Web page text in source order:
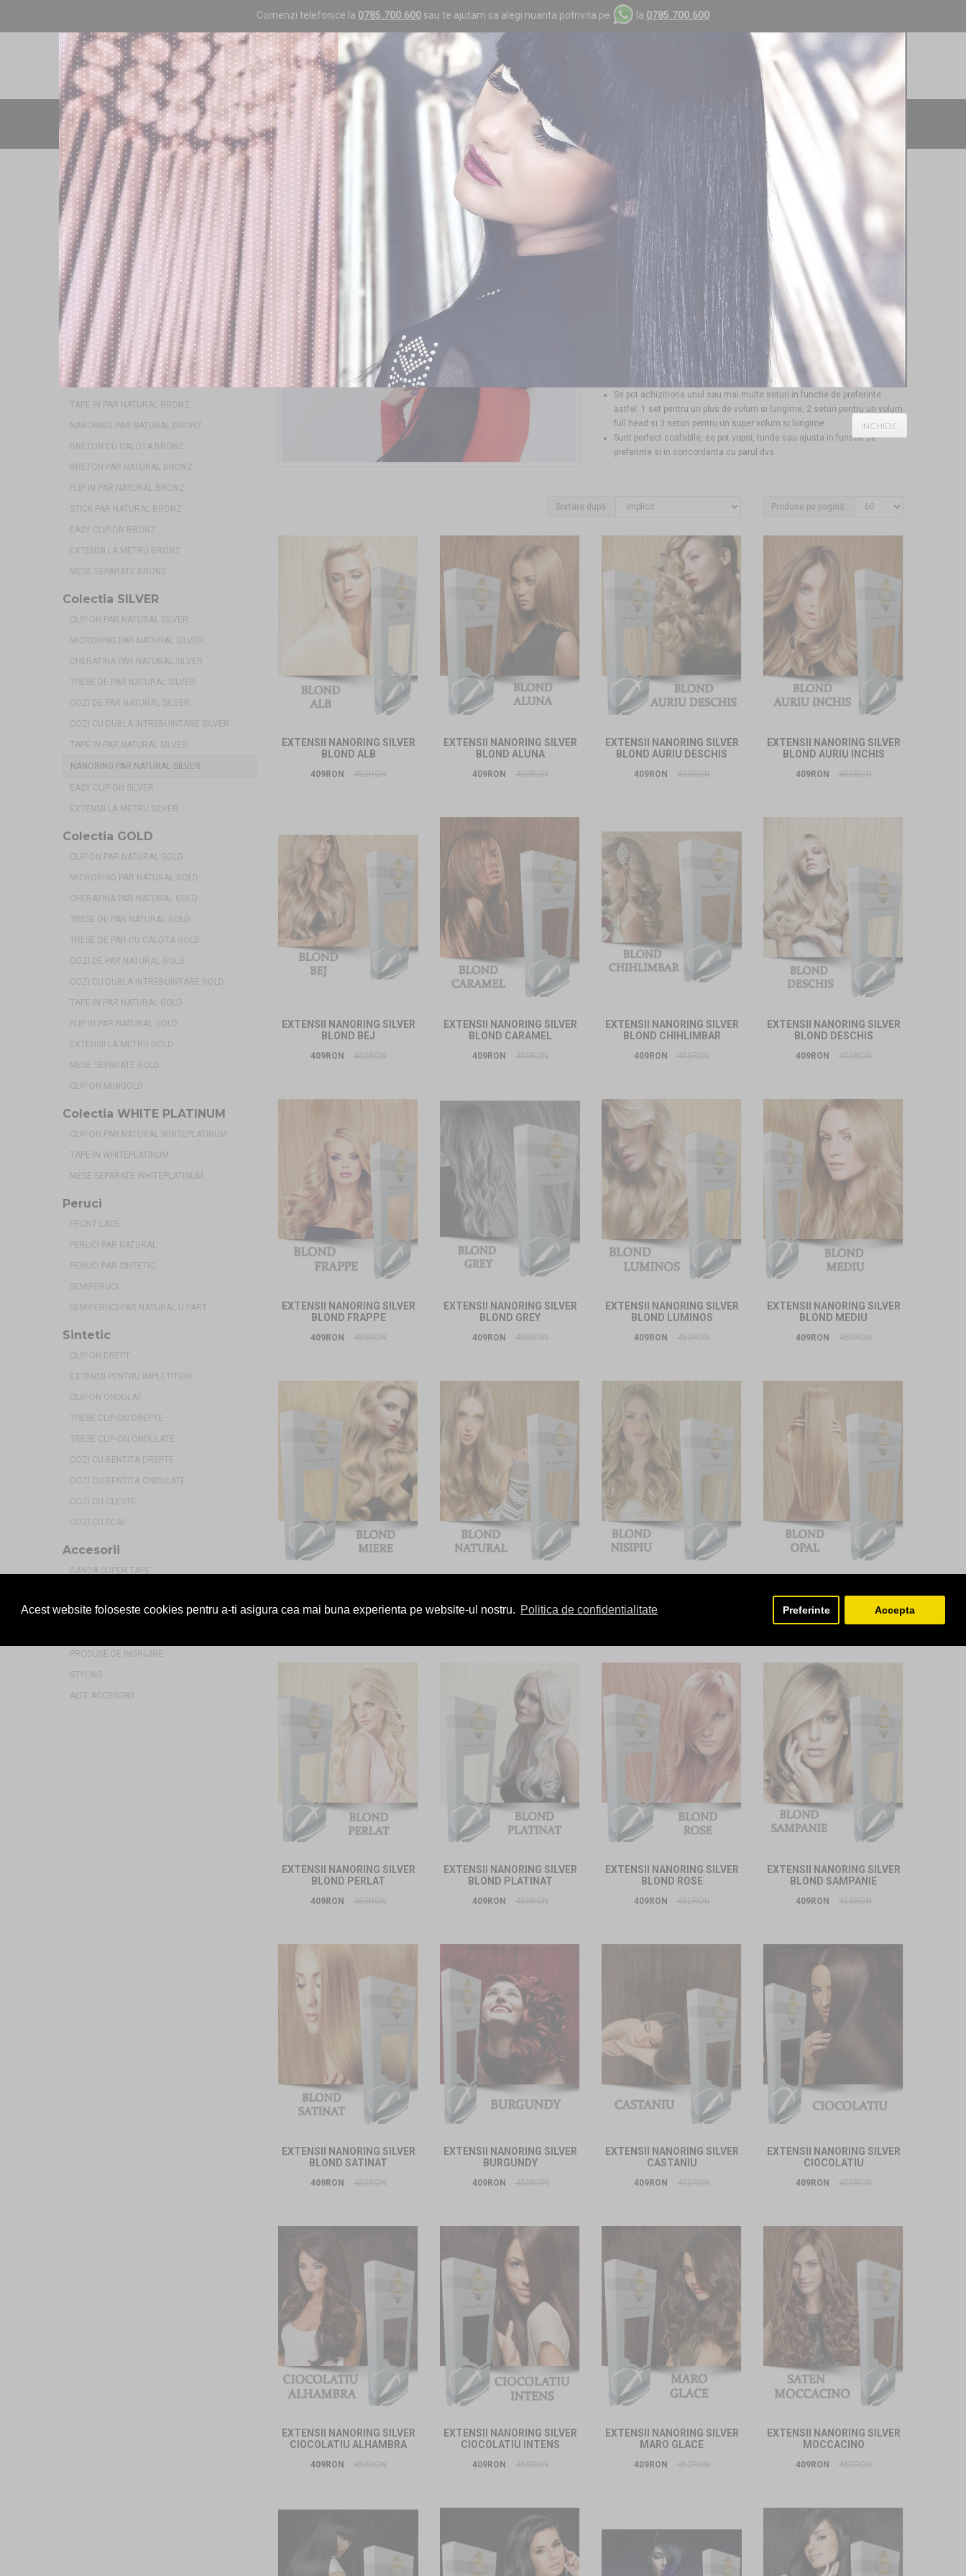
Acest website foloseste cookies pentru a-ti asigura cea mai buna experienta pe website-ul nostru. Politica de confidentialitate Preferinte Accepta
Comenzi telefonice la 0785.700.600sau te ajutam sa alegi nuanta potrivita pe la 0785.700.600
Contul meu Coşul meu Comandă 0 PRODUS(E) - 0RON
EXTENSII PAR NATURAL COLECTII BYMILANO PERUCI EXTENSII SINTETIC SALOANE SI COLABORARI
COLECTIA SILVER NANORING PAR NATURAL SILVER
Colectia BRONZE
CLIP-ON PAR NATURAL BRONZ
MICRORING PAR NATURAL BRONZ
CHERATINA PAR NATURAL BRONZ
TRESE DE PAR NATURAL BRONZ
TRESE DE PAR CU CALOTA BRONZ
COZI DE PAR NATURAL BRONZ
COZI CU DUBLA INTREBUINTARE BRONZ
TAPE IN PAR NATURAL BRONZ
NANORING PAR NATURAL BRONZ
BRETON CU CALOTA BRONZ
BRETON PAR NATURAL BRONZ
FLIP IN PAR NATURAL BRONZ
STICK PAR NATURAL BRONZ
EASY CLIP-ON BRONZ
EXTENSII LA METRU BRONZ
MESE SEPARATE BRONZ
Colectia SILVER
CLIP-ON PAR NATURAL SILVER
MICRORING PAR NATURAL SILVER
CHERATINA PAR NATURAL SILVER
TRESE DE PAR NATURAL SILVER
COZI DE PAR NATURAL SILVER
COZI CU DUBLA INTREBUINTARE SILVER
TAPE IN PAR NATURAL SILVER
NANORING PAR NATURAL SILVER
EASY CLIP-ON SILVER
EXTENSII LA METRU SILVER
Colectia GOLD
CLIP-ON PAR NATURAL GOLD
MICRORING PAR NATURAL GOLD
CHERATINA PAR NATURAL GOLD
TRESE DE PAR NATURAL GOLD
TRESE DE PAR CU CALOTA GOLD
COZI DE PAR NATURAL GOLD
COZI CU DUBLA INTREBUINTARE GOLD
TAPE IN PAR NATURAL GOLD
FLIP IN PAR NATURAL GOLD
EXTENSII LA METRU GOLD
MESE SEPARATE GOLD
CLIP-ON MINIGOLD
Colectia WHITE PLATINUM
CLIP-ON PAR NATURAL WHITEPLATINUM
TAPE IN WHITEPLATINUM
MESE SEPARATE WHITEPLATINUM
Peruci
FRONT LACE
PERUCI PAR NATURAL
PERUCI PAR SINTETIC
SEMIPERUCI
SEMIPERUCI PAR NATURAL U PART
Sintetic
CLIP-ON DREPT
EXTENSII PENTRU IMPLETITURI
CLIP-ON ONDULAT
TRESE CLIP-ON DREPTE
TRESE CLIP-ON ONDULATE
COZI CU BENTITA DREPTE
COZI CU BENTITA ONDULATE
COZI CU CLESTE
COZI CU SCAI
Accesorii
BANDA SUPER TAPE
ACCESORII PENTRU PAR
PRODUSE DE INGRIJIRE
STYLING
ALTE ACCESORII
NANORING PAR NATURAL SILVER
Extensii nanoring GAMA SILVER
Se monteaza de catre o persoana specializata, se pot refolosi
Inelele se achiziționează separat
Extensiile cu nanoring sunt rezultatul imbunatatirii sistemului de
prindere al extensiilor cu microring
1gr /suvita
Set de 50 de suvite
Se pot achizitiona unul sau mai multe seturi in functie de preferinte
astfel: 1 set pentru un plus de volum si lungime, 2 seturi pentru un volum
full head si 3 seturi pentru un super volum si lungime
Sunt perfect coafabile, se pot vopsi, tunde sau ajusta in functie de
preferinte si in concordanta cu parul dvs
Sortare după: Produse pe pagină:
EXTENSII NANORING SILVER
BLOND ALB
409RON 450RON
EXTENSII NANORING SILVER
BLOND ALUNA
409RON 450RON
EXTENSII NANORING SILVER
BLOND AURIU DESCHIS
409RON 450RON
EXTENSII NANORING SILVER
BLOND AURIU INCHIS
409RON 450RON
EXTENSII NANORING SILVER
BLOND BEJ
409RON 450RON
EXTENSII NANORING SILVER
BLOND CARAMEL
409RON 450RON
EXTENSII NANORING SILVER
BLOND CHIHLIMBAR
409RON 450RON
EXTENSII NANORING SILVER
BLOND DESCHIS
409RON 450RON
EXTENSII NANORING SILVER
BLOND FRAPPE
409RON 450RON
EXTENSII NANORING SILVER
BLOND GREY
409RON 450RON
EXTENSII NANORING SILVER
BLOND LUMINOS
409RON 450RON
EXTENSII NANORING SILVER
BLOND MEDIU
409RON 450RON
450RON
BLOND OPAL
EXTENSII NANORING SILVER
BLOND PERLAT
409RON 450RON
EXTENSII NANORING SILVER
BLOND PLATINAT
409RON 450RON
EXTENSII NANORING SILVER
BLOND ROSE
409RON 450RON
EXTENSII NANORING SILVER
BLOND SAMPANIE
409RON 450RON
EXTENSII NANORING SILVER
BLOND SATINAT
409RON 450RON
EXTENSII NANORING SILVER
BURGUNDY
409RON 450RON
EXTENSII NANORING SILVER
CASTANIU
409RON 450RON
EXTENSII NANORING SILVER
CIOCOLATIU
409RON 450RON
EXTENSII NANORING SILVER
CIOCOLATIU ALHAMBRA
409RON 450RON
EXTENSII NANORING SILVER
CIOCOLATIU INTENS
409RON 450RON
EXTENSII NANORING SILVER
MARO GLACE
409RON 450RON
EXTENSII NANORING SILVER
MOCCACINO
409RON 450RON
INCHIDE